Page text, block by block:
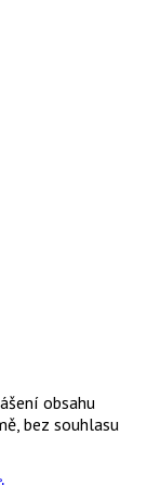
obsahu
bez souhlasu